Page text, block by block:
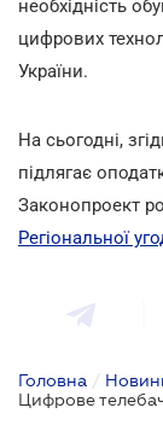
необхідність
цифрових
України.
На сьогодні,
підлягає
Законопроект
Регіональної
Головна /